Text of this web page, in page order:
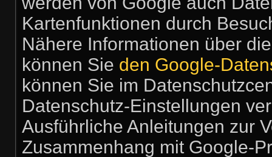
Kartenfunktionen durch
Nähere Informationen über
können Sie den Google-
können Sie im
Datenschutz-Einstellungen
Ausführliche Anleitungen zur
Zusammenhang mit Google-